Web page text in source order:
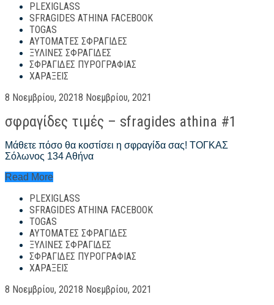
SFRAGIDES
ATHINA
PLEXIGLASS
SFRAGIDES ATHINA FACEBOOK
TOGAS
ΑΥΤΌΜΑΤΕΣ ΣΦΡΑΓΊΔΕΣ
ΞΎΛΙΝΕΣ ΣΦΡΑΓΊΔΕΣ
ΣΦΡΑΓΊΔΕΣ ΠΥΡΟΓΡΑΦΊΑΣ
ΧΑΡΆΞΕΙΣ
Posted
8 Νοεμβρίου, 20218 Νοεμβρίου, 2021
σφραγίδες τιμές – sfragides athina #1
Μάθετε πόσο θα κοστίσει η σφραγίδα σας! ΤΟΓΚΑΣ
Σόλωνος 134 Αθήνα
σφραγίδες
sfragides
athina
Read More
PLEXIGLASS
SFRAGIDES ATHINA FACEBOOK
TOGAS
ΑΥΤΌΜΑΤΕΣ ΣΦΡΑΓΊΔΕΣ
ΞΎΛΙΝΕΣ ΣΦΡΑΓΊΔΕΣ
ΣΦΡΑΓΊΔΕΣ ΠΥΡΟΓΡΑΦΊΑΣ
ΧΑΡΆΞΕΙΣ
Posted
8 Νοεμβρίου, 20218 Νοεμβρίου, 2021